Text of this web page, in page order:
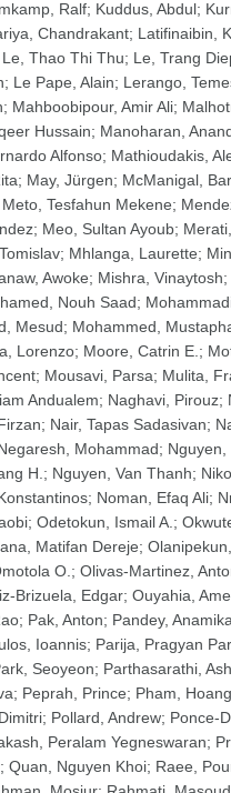
Ralf; Kuddus, Abdul;
Chandrakant; Latifinaibin,
Le, Thao Thi Thu; Le, Trang
; Le Pape, Alain; Lerango,
; Mahboobipour, Amir Ali;
Hussain; Manoharan,
Alfonso; Mathioudakis,
; May, Jürgen; McManigal,
Meto, Tesfahun Mekene;
; Meo, Sultan Ayoub;
; Mhlanga, Laurette;
Awoke; Mishra, Vinaytosh;
Nouh Saad;
Mesud; Mohammed,
Lorenzo; Moore, Catrin E. ;
; Mousavi, Parsa; Mulita,
Andualem; Naghavi, Pirouz;
; Nair, Tapas Sadasivan;
Mohammad; Nguyen,
H. ; Nguyen, Van Thanh;
; Noman, Efaq Ali;
; Odetokun, Ismail A. ;
Matifan Dereje;
O. ; Olivas-Martinez,
Brizuela, Edgar; Ouyahia,
; Pak, Anton; Pandey, Anamika
Ioannis; Parija, Pragyan
Seoyeon; Parthasarathi,
; Peprah, Prince; Pham,
; Pollard, Andrew; Ponce-
Peralam Yegneswaran;
; Quan, Nguyen Khoi; Raee,